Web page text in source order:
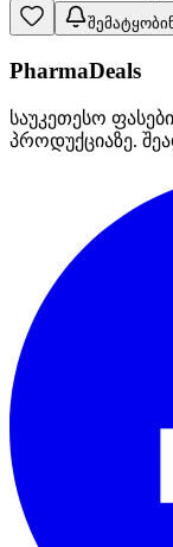
PharmaDeals
საუკეთესო
პროდუქციაზე.